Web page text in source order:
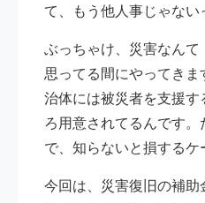
て、もう他人事じゃない
ぶっちゃけ、災害なんて
思ってる間にやってき
治体には被災者を支援
ろ用意されてるんです
で、知らないと損するケ
今回は、災害復旧の補